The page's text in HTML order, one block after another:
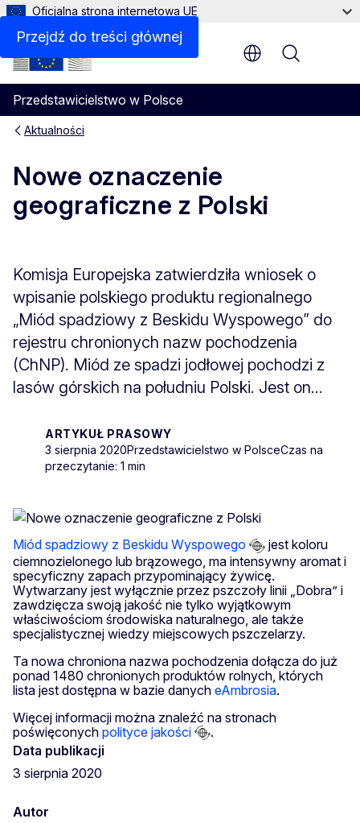
Przejdź do treści głównej
Oficjalna strona internetowa UE
Przedstawicielstwo w Polsce
Menu
Aktualności
Nowe oznaczenie
geograficzne z Polski
Komisja Europejska zatwierdziła wniosek o
wpisanie polskiego produktu regionalnego
„Miód spadziowy z Beskidu Wyspowego” do
rejestru chronionych nazw pochodzenia
(ChNP). Miód ze spadzi jodłowej pochodzi z
lasów górskich na południu Polski. Jest on...
ARTYKUŁ PRASOWY
3 sierpnia 2020Przedstawicielstwo w PolsceCzas na
przeczytanie: 1 min
Miód spadziowy z Beskidu Wyspowego
jest koloru
ciemnozielonego lub brązowego, ma intensywny aromat i
specyficzny zapach przypominający żywicę.
Wytwarzany jest wyłącznie przez pszczoły linii „Dobra” i
zawdzięcza swoją jakość nie tylko wyjątkowym
właściwościom środowiska naturalnego, ale także
specjalistycznej wiedzy miejscowych pszczelarzy.
Ta nowa chroniona nazwa pochodzenia dołącza do już
ponad 1480 chronionych produktów rolnych, których
lista jest dostępna w bazie danych eAmbrosia.
Więcej informacji można znaleźć na stronach
poświęconych polityce jakości
.
Data publikacji
3 sierpnia 2020
Autor